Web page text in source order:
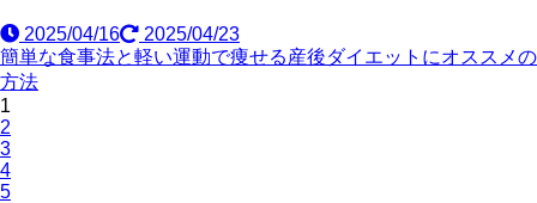
2025/04/16
2025/04/23
簡単な食事法と軽い運動で痩せる産後ダイエットにオススメの
方法
1
2
3
4
5